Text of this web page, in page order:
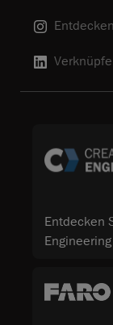
Entdecken